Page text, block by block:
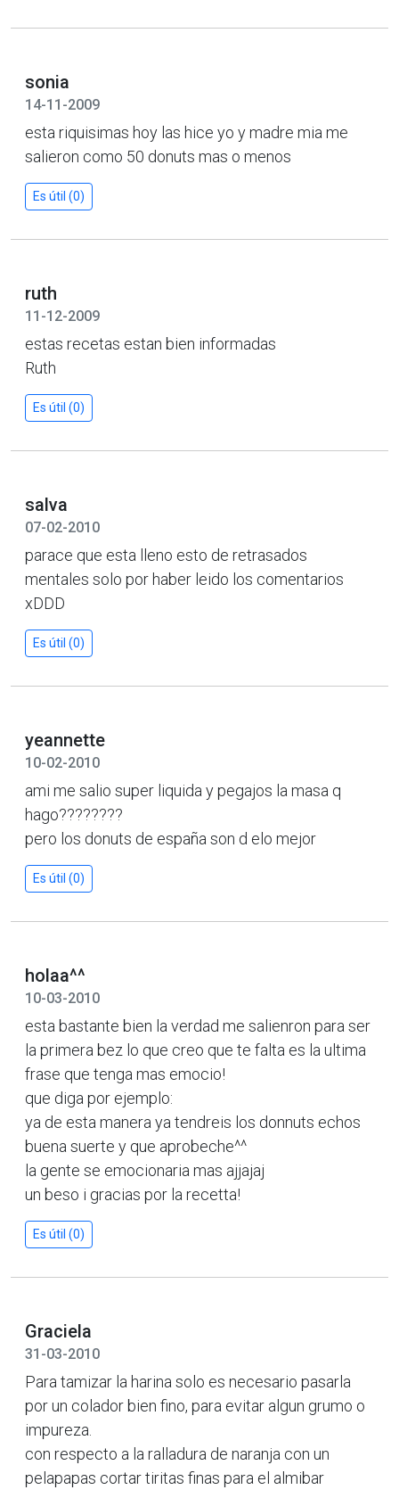
sonia
14-11-2009
esta riquisimas hoy las hice yo y madre mia me
salieron como 50 donuts mas o menos
Es útil (0)
ruth
11-12-2009
estas recetas estan bien informadas
Ruth
Es útil (0)
salva
07-02-2010
parace que esta lleno esto de retrasados
mentales solo por haber leido los comentarios
xDDD
Es útil (0)
yeannette
10-02-2010
ami me salio super liquida y pegajos la masa q
hago????????
pero los donuts de españa son d elo mejor
Es útil (0)
holaa^^
10-03-2010
esta bastante bien la verdad me salienron para ser
la primera bez lo que creo que te falta es la ultima
frase que tenga mas emocio!
que diga por ejemplo:
ya de esta manera ya tendreis los donnuts echos
buena suerte y que aprobeche^^
la gente se emocionaria mas ajjajaj
un beso i gracias por la recetta!
Es útil (0)
Graciela
31-03-2010
Para tamizar la harina solo es necesario pasarla
por un colador bien fino, para evitar algun grumo o
impureza.
con respecto a la ralladura de naranja con un
pelapapas cortar tiritas finas para el almibar